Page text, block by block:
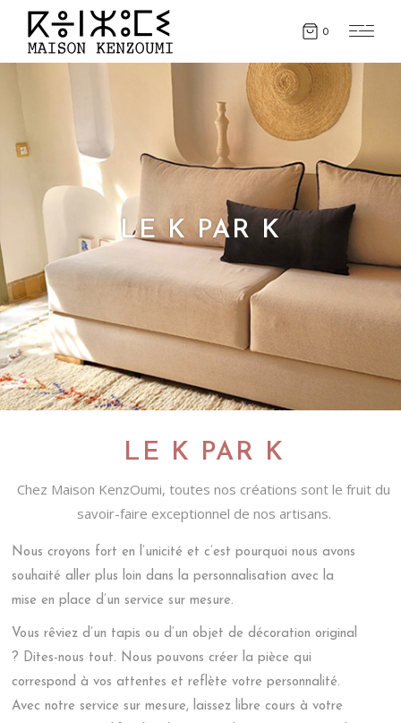
0
LE K PAR K
LE K PAR K
Chez Maison KenzOumi, toutes nos créations sont le fruit du
savoir-faire exceptionnel de nos artisans.
Nous croyons fort en l’unicité et c’est pourquoi nous avons
souhaité aller plus loin dans la personnalisation avec la
mise en place d’un service sur mesure.
Vous rêviez d’un tapis ou d’un objet de décoration original
? Dites-nous tout. Nous pouvons créer la pièce qui
correspond à vos attentes et reflète votre personnalité.
Avec notre service sur mesure, laissez libre cours à votre